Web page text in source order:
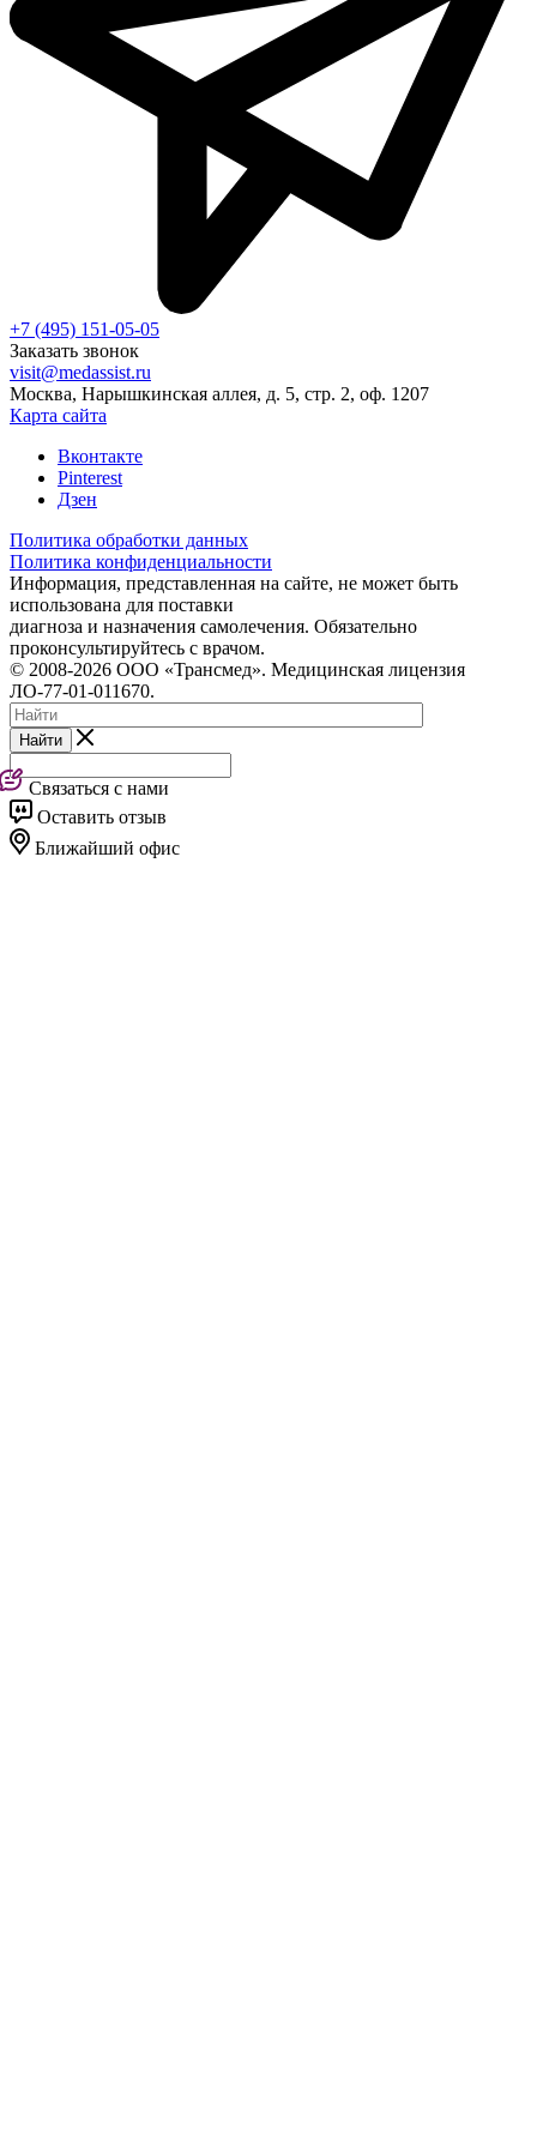
+7 (495) 151-05-05
Заказать звонок
visit@medassist.ru
Москва, Нарышкинская аллея, д. 5, стр. 2, оф. 1207
Карта сайта
Вконтакте
Pinterest
Дзен
Политика обработки данных
Политика конфиденциальности
Информация, представленная на сайте, не может быть
использована для поставки
диагноза и назначения самолечения. Обязательно
проконсультируйтесь с врачом.
© 2008-2026 ООО «Трансмед». Медицинская лицензия
ЛО-77-01-011670.
Найти
Связаться с нами
Оставить отзыв
Ближайший офис